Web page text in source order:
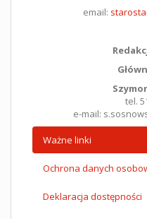
email:
tel.
e-mail:
Ważne linki
Ochrona danych
Deklaracja dostępności